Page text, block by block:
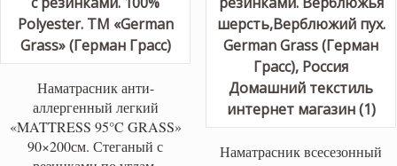
Наматрасник анти-
аллергенный легкий
«MATTRESS 95°C GRASS»
90×200см. Стеганый с
Наматрасник всесезонный